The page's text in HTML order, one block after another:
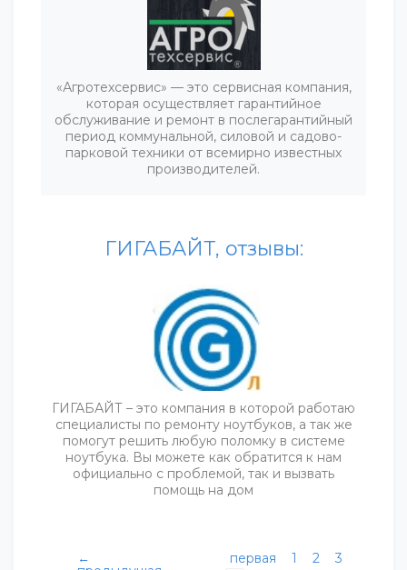
«Агротехсервис» — это сервисная компания,
которая осуществляет гарантийное
обслуживание и ремонт в послегарантийный
период коммунальной, силовой и садово-
парковой техники от всемирно известных
производителей.
ГИГАБАЙТ, отзывы:
ГИГАБАЙТ – это компания в которой работаю
специалисты по ремонту ноутбуков, а так же
помогут решить любую поломку в системе
ноутбука. Вы можете как обратится к нам
официально с проблемой, так и вызвать
помощь на дом
← первая 1 2
3